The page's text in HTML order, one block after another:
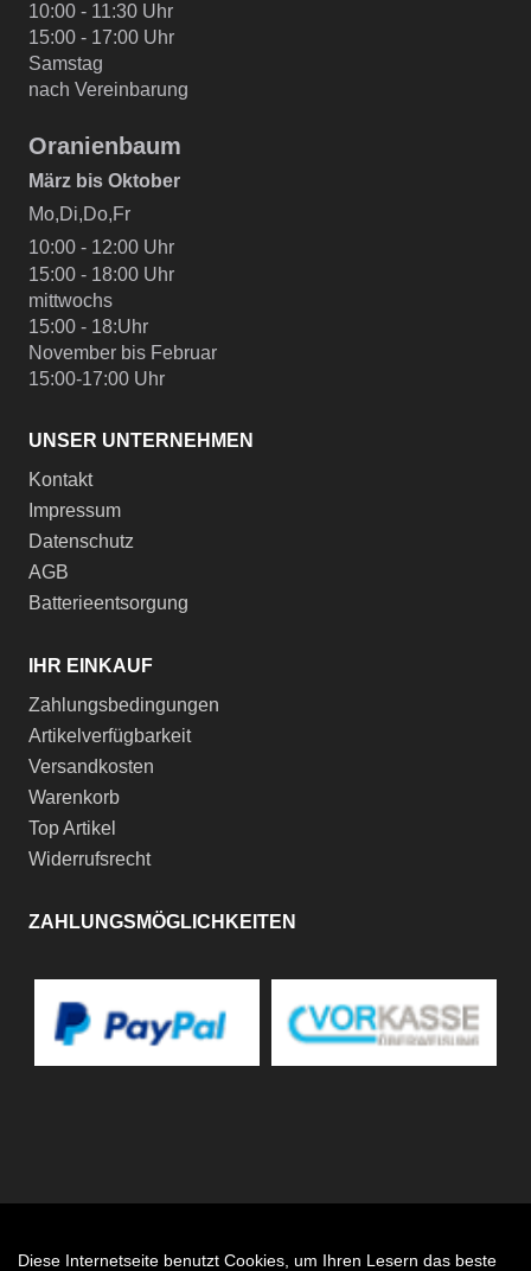
10:00 - 11:30 Uhr
15:00 - 17:00 Uhr
Samstag
nach Vereinbarung
Oranienbaum
März bis Oktober
Mo,Di,Do,Fr
10:00 - 12:00 Uhr
15:00 - 18:00 Uhr
mittwochs
15:00 - 18:Uhr
November bis Februar
15:00-17:00 Uhr
UNSER UNTERNEHMEN
Kontakt
Impressum
Datenschutz
AGB
Batterieentsorgung
IHR EINKAUF
Zahlungsbedingungen
Artikelverfügbarkeit
Versandkosten
Warenkorb
Top Artikel
Widerrufsrecht
ZAHLUNGSMÖGLICHKEITEN
Diese Internetseite benutzt Cookies, um Ihren Lesern das beste
Auftrag widerrufen